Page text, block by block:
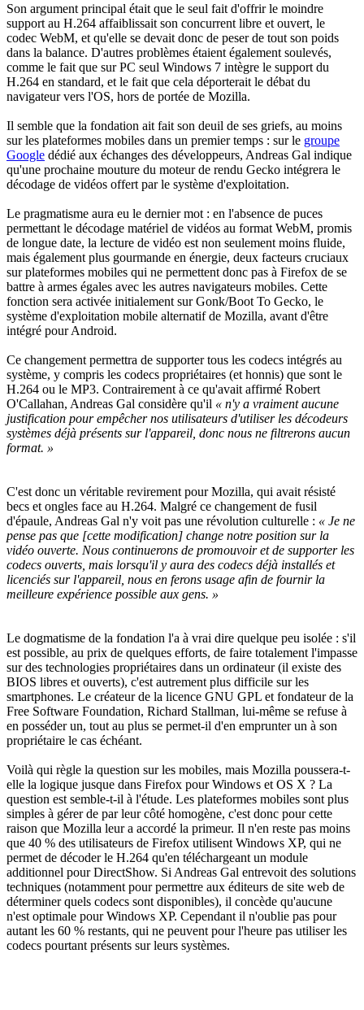
Son argument principal était que le seul fait d'offrir le moindre
support au H.264 affaiblissait son concurrent libre et ouvert, le
codec WebM, et qu'elle se devait donc de peser de tout son poids
dans la balance. D'autres problèmes étaient également soulevés,
comme le fait que sur PC seul Windows 7 intègre le support du
H.264 en standard, et le fait que cela déporterait le débat du
navigateur vers l'OS, hors de portée de Mozilla.
Il semble que la fondation ait fait son deuil de ses griefs, au moins
sur les plateformes mobiles dans un premier temps : sur le groupe
Google dédié aux échanges des développeurs, Andreas Gal indique
qu'une prochaine mouture du moteur de rendu Gecko intégrera le
décodage de vidéos offert par le système d'exploitation.
Le pragmatisme aura eu le dernier mot : en l'absence de puces
permettant le décodage matériel de vidéos au format WebM, promis
de longue date, la lecture de vidéo est non seulement moins fluide,
mais également plus gourmande en énergie, deux facteurs cruciaux
sur plateformes mobiles qui ne permettent donc pas à Firefox de se
battre à armes égales avec les autres navigateurs mobiles. Cette
fonction sera activée initialement sur Gonk/Boot To Gecko, le
système d'exploitation mobile alternatif de Mozilla, avant d'être
intégré pour Android.
Ce changement permettra de supporter tous les codecs intégrés au
système, y compris les codecs propriétaires (et honnis) que sont le
H.264 ou le MP3. Contrairement à ce qu'avait affirmé Robert
O'Callahan, Andreas Gal considère qu'il « n'y a vraiment aucune
justification pour empêcher nos utilisateurs d'utiliser les décodeurs
systèmes déjà présents sur l'appareil, donc nous ne filtrerons aucun
format. »
C'est donc un véritable revirement pour Mozilla, qui avait résisté
becs et ongles face au H.264. Malgré ce changement de fusil
d'épaule, Andreas Gal n'y voit pas une révolution culturelle : « Je ne
pense pas que [cette modification] change notre position sur la
vidéo ouverte. Nous continuerons de promouvoir et de supporter les
codecs ouverts, mais lorsqu'il y aura des codecs déjà installés et
licenciés sur l'appareil, nous en ferons usage afin de fournir la
meilleure expérience possible aux gens. »
Le dogmatisme de la fondation l'a à vrai dire quelque peu isolée : s'il
est possible, au prix de quelques efforts, de faire totalement l'impasse
sur des technologies propriétaires dans un ordinateur (il existe des
BIOS libres et ouverts), c'est autrement plus difficile sur les
smartphones. Le créateur de la licence GNU GPL et fondateur de la
Free Software Foundation, Richard Stallman, lui-même se refuse à
en posséder un, tout au plus se permet-il d'en emprunter un à son
propriétaire le cas échéant.
Voilà qui règle la question sur les mobiles, mais Mozilla poussera-t-
elle la logique jusque dans Firefox pour Windows et OS X ? La
question est semble-t-il à l'étude. Les plateformes mobiles sont plus
simples à gérer de par leur côté homogène, c'est donc pour cette
raison que Mozilla leur a accordé la primeur. Il n'en reste pas moins
que 40 % des utilisateurs de Firefox utilisent Windows XP, qui ne
permet de décoder le H.264 qu'en téléchargeant un module
additionnel pour DirectShow. Si Andreas Gal entrevoit des solutions
techniques (notamment pour permettre aux éditeurs de site web de
déterminer quels codecs sont disponibles), il concède qu'aucune
n'est optimale pour Windows XP. Cependant il n'oublie pas pour
autant les 60 % restants, qui ne peuvent pour l'heure pas utiliser les
codecs pourtant présents sur leurs systèmes.